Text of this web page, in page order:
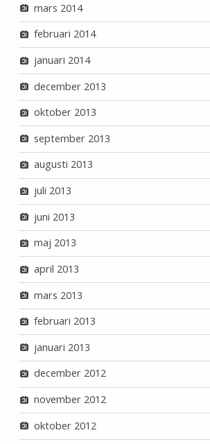
mars 2014
februari 2014
januari 2014
december 2013
oktober 2013
september 2013
augusti 2013
juli 2013
juni 2013
maj 2013
april 2013
mars 2013
februari 2013
januari 2013
december 2012
november 2012
oktober 2012